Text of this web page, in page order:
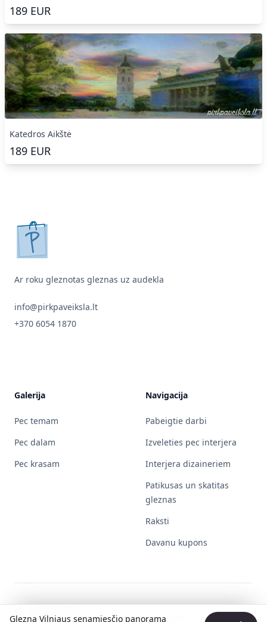
Glezna Vilniaus senamiesčio panorama
189 EUR
Katedros Aikštė
189 EUR
pirkpaveiksla.lt
Ar roku gleznotas gleznas uz audekla
info@pirkpaveiksla.lt
+370 6054 1870
Galerija
Pec temam
Pec dalam
Pec krasam
Navigacija
Pabeigtie darbi
Izveleties pec interjera
Interjera dizaineriem
Patikusas un skatitas
gleznas
Raksti
Davanu kupons
Surinin Pavel